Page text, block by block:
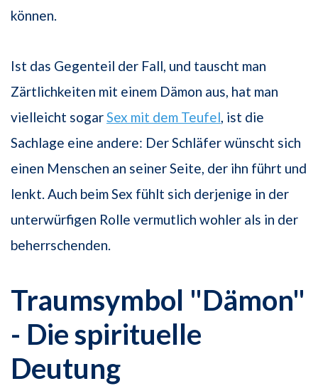
können.
Ist das Gegenteil der Fall, und tauscht man
Zärtlichkeiten mit einem Dämon aus, hat man
vielleicht sogarSex mit dem Teufel , ist die
Sachlage eine andere: Der Schläfer wünscht sich
einen Menschen an seiner Seite, der ihn führt und
lenkt. Auch beim Sex fühlt sich derjenige in der
unterwürfigen Rolle vermutlich wohler als in der
beherrschenden.
Traumsymbol "Dämon"
- Die spirituelle
Deutung